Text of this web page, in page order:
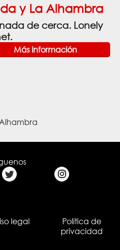
y La Alhambra
de cerca. Lonely
Más información
legal
Política de
privacidad